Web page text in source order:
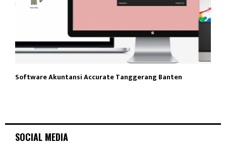
Software Akuntansi Accurate Tanggerang Banten
SOCIAL MEDIA